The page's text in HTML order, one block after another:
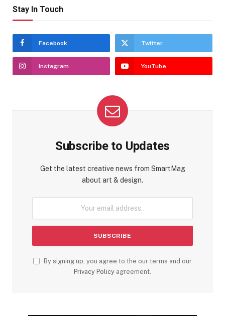
Stay In Touch
Facebook Twitter
Instagram YouTube
Subscribe to Updates
Get the latest creative news from SmartMag
about art & design.
By signing up, you agree to the our terms and our
Privacy Policy agreement.